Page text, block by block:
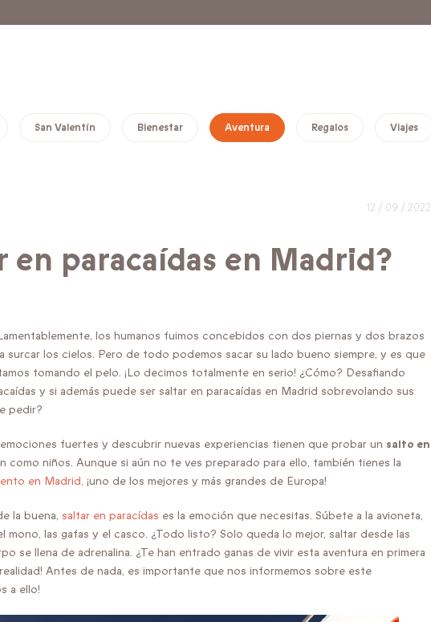
San Valentín Bienestar Aventura Regalos Viajes
12 / 09 / 2022
en paracaídas en Madrid?
los humanos fuimos concebidos con dos piernas y dos brazos
surcar los cielos. Pero de todo podemos sacar su lado bueno siempre, y es que
tomando el pelo. ¡Lo decimos totalmente en serio! ¿Cómo? Desafiando
y si además puede ser saltar en paracaídas en Madrid sobrevolando sus
pedir?
fuertes y descubrir nuevas experiencias tienen que probar un salto en
como niños. Aunque si aún no te ves preparado para ello, también tienes la
en Madrid, ¡uno de los mejores y más grandes de Europa!
la buena, saltar en paracídas es la emoción que necesitas. Súbete a la avioneta,
las gafas y el casco. ¿Todo listo? Solo queda lo mejor, saltar desde las
se llena de adrenalina. ¿Te han entrado ganas de vivir esta aventura en primera
Antes de nada, es importante que nos informemos sobre este
a ello!